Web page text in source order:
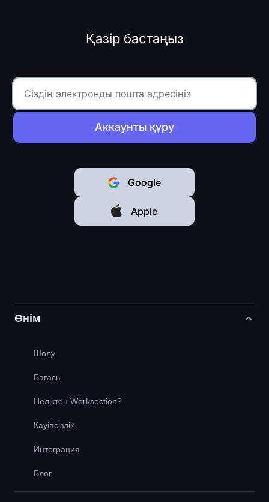
Қазір бастаңыз
Аккаунты құру
Google
Apple
Өнім
Шолу
Бағасы
Неліктен Worksection?
Қауіпсіздік
Интеграция
Блог